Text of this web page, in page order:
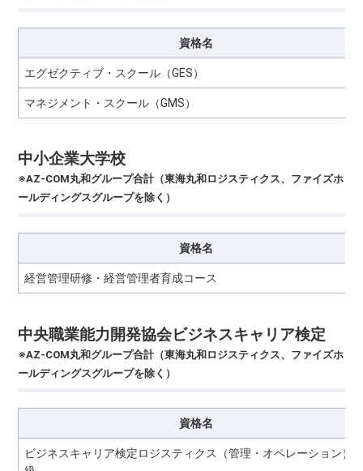
資格名
エグゼクティブ・スクール（GES）
マネジメント・スクール（GMS）
中小企業大学校
※AZ-COM丸和グループ合計（東海丸和ロジスティクス、ファイズホ
ールディングスグループを除く）
資格名
経営管理研修・経営管理者育成コース
中央職業能力開発協会ビジネスキャリア検定
※AZ-COM丸和グループ合計（東海丸和ロジスティクス、ファイズホ
ールディングスグループを除く）
資格名
ビジネスキャリア検定ロジスティクス（管理・オペレーション）2